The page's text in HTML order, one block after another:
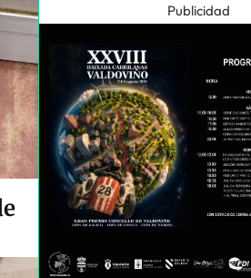
Publicidad